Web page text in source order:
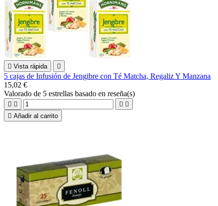
 Vista rápida 
5 cajas de Infusión de Jengibre con Té Matcha, Regaliz Y Manzana
15,02 €
Valorado de 5 estrellas basado en reseña(s)
   
 Añadir al carrito